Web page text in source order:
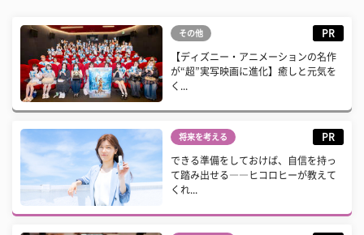
その他 PR
【ディズニー・アニメーションの名作
が“超”実写映画に進化】癒しと元気を
く...
将来を考える PR
できる準備をしておけば、自信を持っ
て踏み出せる――ヒコロヒーが教えて
くれ...